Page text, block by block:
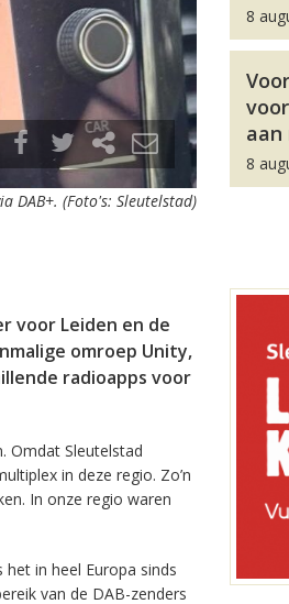
DAB+. (Foto's: Sleutelstad)
voor Leiden en de
omroep Unity,
radioapps voor
Omdat Sleutelstad
in deze regio. Zo’n
In onze regio waren
in heel Europa sinds
van de DAB-zenders
8
aan
8